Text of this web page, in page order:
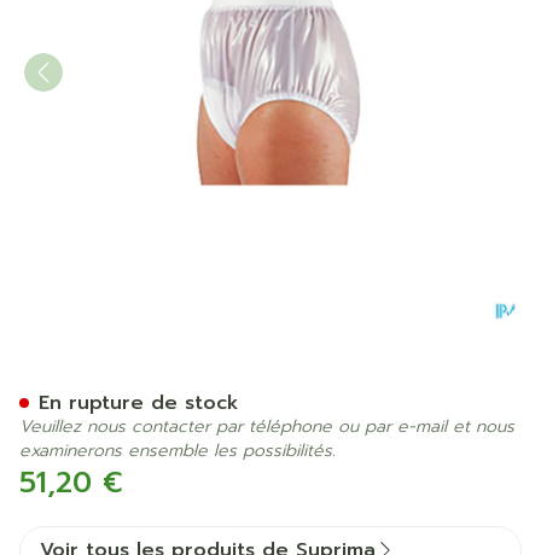
51,20 €
En rupture de stock
Veuillez nous contacter par téléphone ou par e-mail et nous
examinerons ensemble les possibilités.